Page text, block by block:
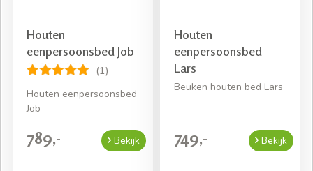
Houten
eenpersoonsbed Job
(1)
Houten eenpersoonsbed
Job
789,- Bekijk
Houten
eenpersoonsbed
Lars
Beuken houten bed Lars
749,- Bekijk